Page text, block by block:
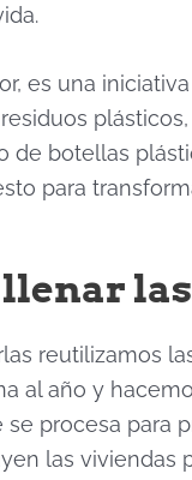
es una
de botellas
para
reutilizamos
al año y
procesa para
las viviendas